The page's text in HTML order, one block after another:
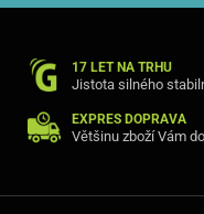
17 LET NA TRHU
Jistota silného
EXPRES DOPRAVA
Většinu zboží Vám